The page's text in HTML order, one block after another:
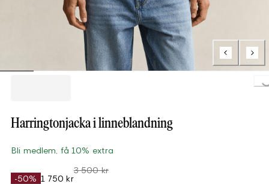
Harringtonjacka i linneblandning
Bli medlem, få 10% extra
-50% 1 750 kr
3 500 kr